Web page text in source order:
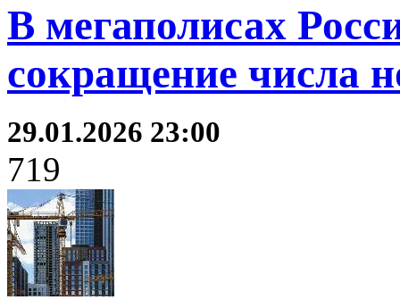
В мегаполисах
сокращение числа
29.01.2026 23:00
719